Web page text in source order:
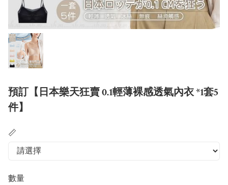
預訂【日本樂天狂賣 0.1輕薄裸感透氣內衣 *1套5
件】
📏
數量